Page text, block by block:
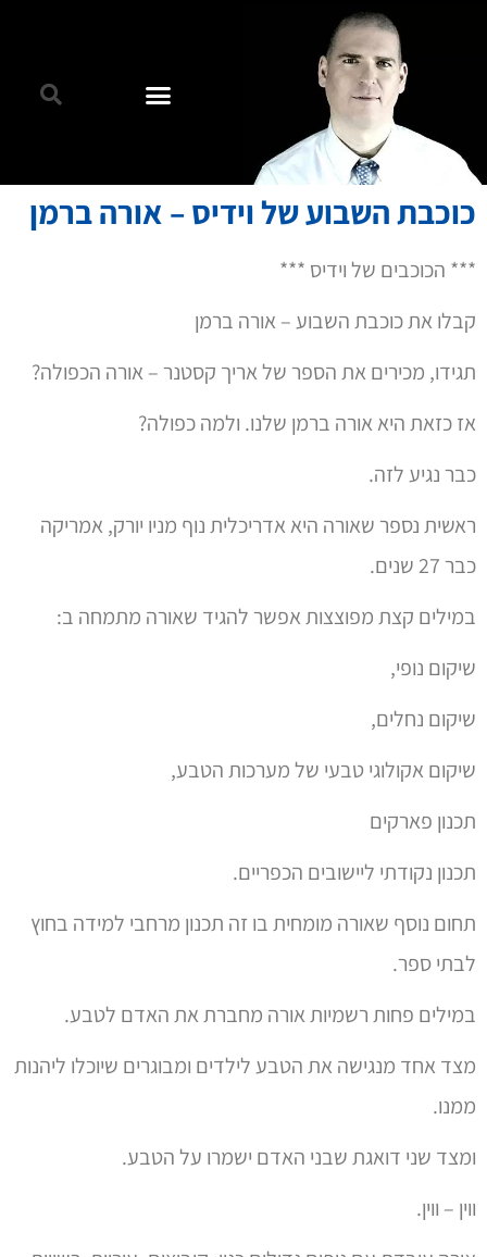
כוכבת השבוע של וידיס – אורה ברמן
*** הכוכבים של וידיס ***
קבלו את כוכבת השבוע – אורה ברמן
תגידו, מכירים את הספר של אריך קסטנר – אורה הכפולה?
אז כזאת היא אורה ברמן שלנו. ולמה כפולה?
כבר נגיע לזה.
ראשית נספר שאורה היא אדריכלית נוף מניו יורק, אמריקה
כבר 27 שנים.
במילים קצת מפוצצות אפשר להגיד שאורה מתמחה ב:
שיקום נופי,
שיקום נחלים,
שיקום אקולוגי טבעי של מערכות הטבע,
תכנון פארקים
תכנון נקודתי ליישובים הכפריים.
תחום נוסף שאורה מומחית בו זה תכנון מרחבי למידה בחוץ
לבתי ספר.
במילים פחות רשמיות אורה מחברת את האדם לטבע.
מצד אחד מנגישה את הטבע לילדים ומבוגרים שיוכלו ליהנות
ממנו.
ומצד שני דואגת שבני האדם ישמרו על הטבע.
ווין – ווין.